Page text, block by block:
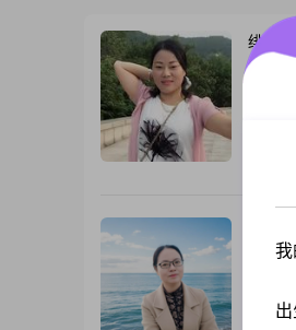
绯色琉
女, 江苏
大家好
1976
来非常
对待
女, 江
1971
5000
我
出